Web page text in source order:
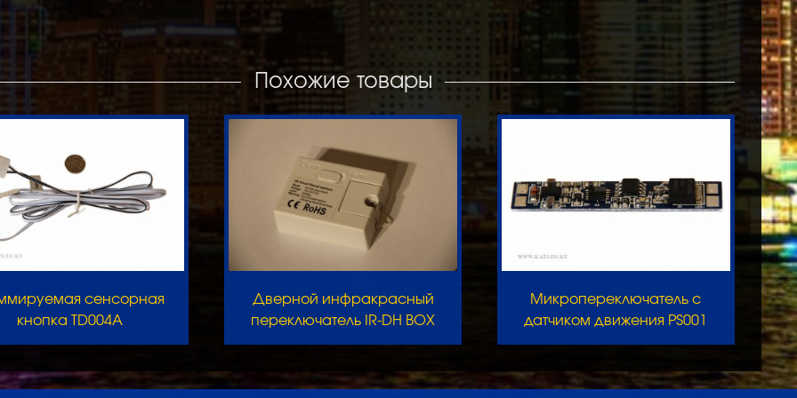
Похожие товары
сенсорная
кнопка TD004A
Дверной инфракрасный
переключатель IR-DH BOX
Микропереключатель с
датчиком движения PS001